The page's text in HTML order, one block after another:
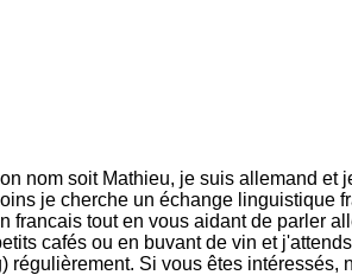
nom soit Mathieu, je suis allemand et
je cherche un échange linguistique
francais tout en vous aidant de parler
cafés ou en buvant de vin et
régulièrement. Si vous êtes intéressés,